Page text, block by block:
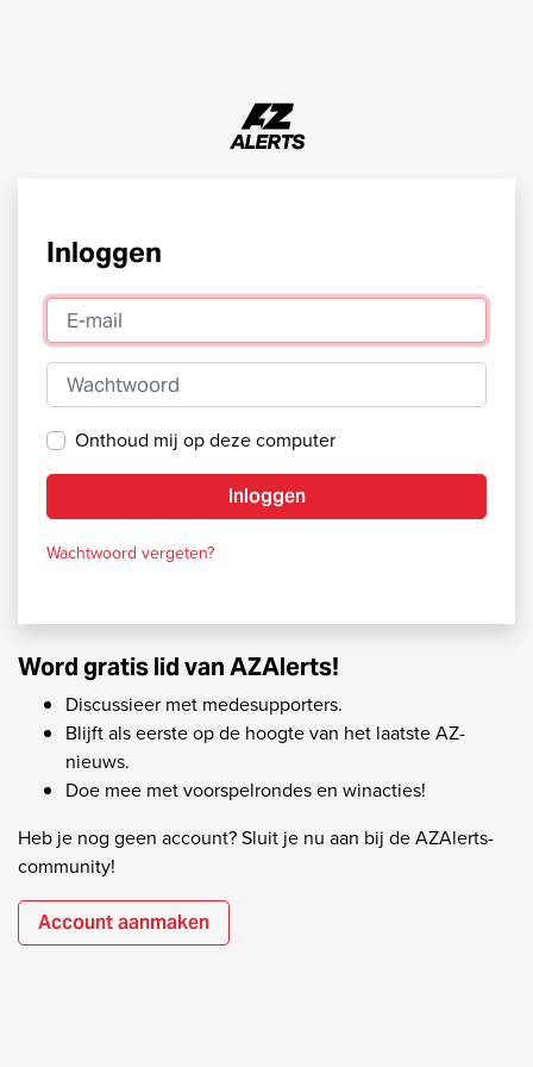
Inloggen
E-mail
Wachtwoord
Onthoud mij op deze computer
Inloggen
Wachtwoord vergeten?
Word gratis lid van AZAlerts!
Discussieer met medesupporters.
Blijft als eerste op de hoogte van het laatste AZ-
nieuws.
Doe mee met voorspelrondes en winacties!
Heb je nog geen account? Sluit je nu aan bij de AZAlerts-
community!
Account aanmaken